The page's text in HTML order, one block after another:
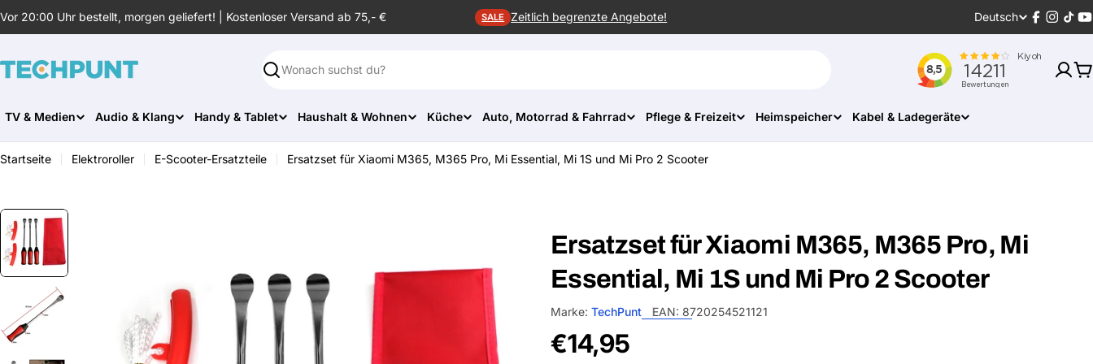
Inhalt
Vor 20:00 Uhr bestellt, morgen geliefert! | Kostenloser Versand ab 75,- € SALE Zeitlich begrenzte Angebote! Sprache
Deutsch
Facebook
Suchen
TV & Medien Audio & Klang Handy & Tablet Haushalt & Wohnen Küche Auto, Motorrad & Fahrrad Pflege & Freizeit Heimspeicher Kabel & Ladegeräte
Startseite Elektroroller E-Scooter-Ersatzteile Ersatzset für Xiaomi M365, M365 Pro, Mi Essential, Mi 1S und Mi Pro 2 Scooter
Ersatzset für Xiaomi M365, M365 Pro, Mi
Essential, Mi 1S und Mi Pro 2 Scooter
Marke: TechPunt EAN: 8720254521121
Normalpreis
€14,95